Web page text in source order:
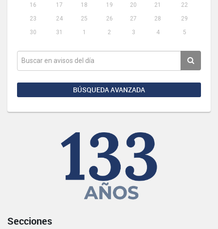
16
17 18 19 20 21
22
23
24 25 26 27 28
29
30
31 1 2 3 4 5
BÚSQUEDA AVANZADA
Secciones